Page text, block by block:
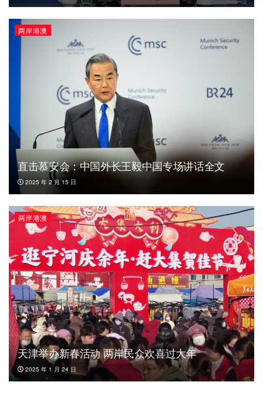
两岸港澳
直击慕安会：中国外长王毅中国专场讲话全文
2025 年 2 月 15 日
两岸港澳
天津举办新春活动 两岸民众欢喜过大年
2025 年 1 月 24 日